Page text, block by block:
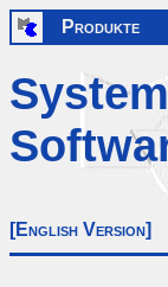
Produkte
[English Version]